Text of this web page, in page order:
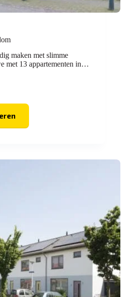
maken met slimme
met 13 appartementen in